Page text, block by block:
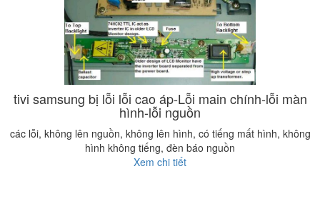
tivi samsung bị lỗi lỗi cao áp-Lỗi main chính-lỗi màn
hình-lỗi nguồn
các lỗi, không lên nguồn, không lên hình, có tiếng mất hình, không
hình không tiếng, đèn báo nguồn
Xem chi tiết